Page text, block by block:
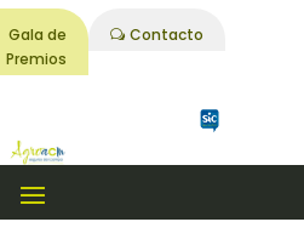
Gala de
Premios
Contacto